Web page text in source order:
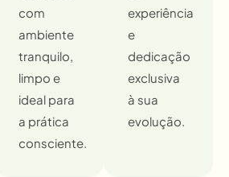
com
ambiente
tranquilo,
limpo e
ideal para
a prática
consciente.
experiência
e
dedicação
exclusiva
à sua
evolução.